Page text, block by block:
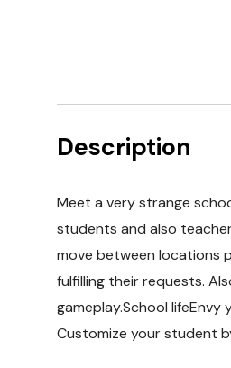
Description
Meet a very strange
students and also
move between locations
fulfilling their requests.
gameplay.School lifeEnvy
Customize your student